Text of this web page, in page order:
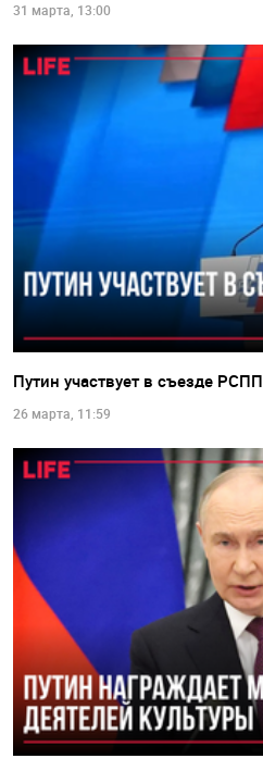
31 марта, 13:00
Путин участвует в съезде РСПП
26 марта, 11:59